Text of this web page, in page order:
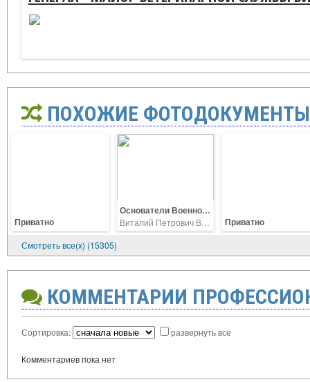
ПОХОЖИЕ ФОТОДОКУМЕНТЫ
Приватно
Основатели Военного ветеринарного цикла ВК АЗВИ, полковник Н.Ф Шуклин и полковник Н.Ф.Бердников.
Приватно
Смотреть все(х) (15305)
КОММЕНТАРИИ
Сортировка: развернуть все
Комментариев пока нет